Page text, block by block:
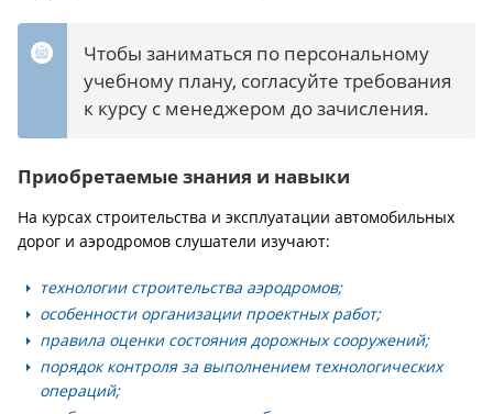
Чтобы заниматься по персональному
учебному плану, согласуйте требования
к курсу с менеджером до зачисления.
Приобретаемые знания и навыки
На курсах строительства и эксплуатации автомобильных
дорог и аэродромов слушатели изучают:
технологии строительства аэродромов;
особенности организации проектных работ;
правила оценки состояния дорожных сооружений;
порядок контроля за выполнением технологических
операций;